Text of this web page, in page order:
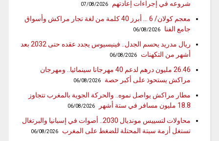
شروعه في إجراءات إعادتهم 07/08/2026
معجم كولان/ 6 … أبرز 40 كلمة من لغة تجار مراكش وأسواق
جامع الفنا
06/08/2026
ريال مدريد يحسم الجدل.. فينيسيوس يجدد عقده حتى 2032 بعد
أشهر من التكهنات
06/08/2026
26.46 مليون درهم لدعم 40 مهرجانا سينمائيا.. ومهرجان
مراكش يستحوذ على أكبر حصة
06/08/2026
مطار مراكش يواصل نموه.. والحركة الجوية بالمغرب تتجاوز
18.8 مليون مسافر في ستة أشهر
06/08/2026
محاولات لتسييس مونديال 2030.. أصوات في إسبانيا والبرتغال
تستغل أزمة سبتة المحتلة للضغط على المغرب
06/08/2026